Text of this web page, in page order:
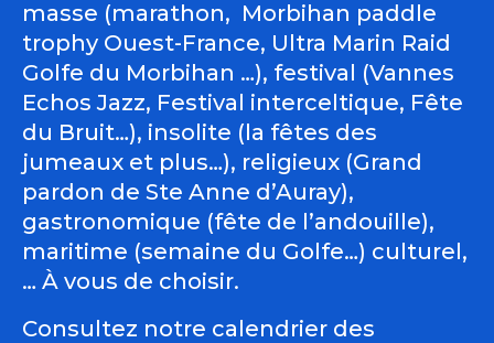
masse (marathon, Morbihan paddle
trophy Ouest-France, Ultra Marin Raid
Golfe du Morbihan …), festival (Vannes
Echos Jazz, Festival interceltique, Fête
du Bruit…), insolite (la fêtes des
jumeaux et plus…), religieux (Grand
pardon de Ste Anne d’Auray),
gastronomique (fête de l’andouille),
maritime (semaine du Golfe…) culturel,
… À vous de choisir.
Consultez notre calendrier des